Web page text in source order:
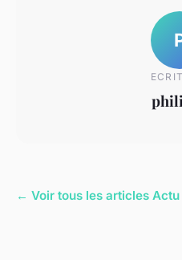
← Voir tous les articles Actu